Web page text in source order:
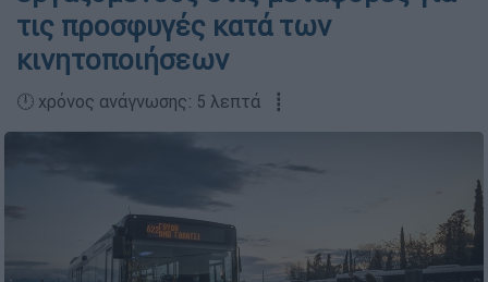
τις προσφυγές κατά των
κινητοποιήσεων
🕛 χρόνος ανάγνωσης: 5 λεπτά ┋